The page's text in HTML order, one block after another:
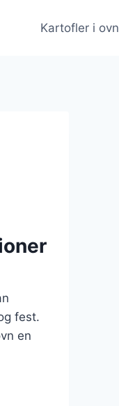
Kartofler i ovn
fest.
en